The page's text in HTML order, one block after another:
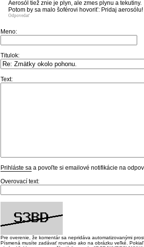
Aerosól tiež znie je plyn, ale zmes plynu a tekutiny.
Potom by sa malo šoférovi hovoriť: Pridaj aerosólu!
Odpovedať
Meno:
Titulok:
Text:
Prihláste sa a povoľte si emailové notifikácie na
Overovací text:
Pre overenie, že komentár sa nepridáva automatizovanými
Písmená musíte zadávať rovnako ako na obrázku veľké.